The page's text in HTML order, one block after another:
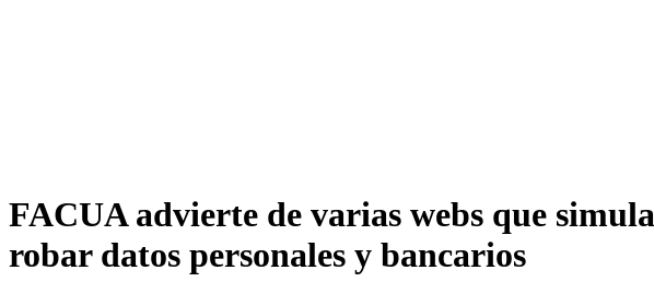
FACUA advierte de varias webs que
robar datos personales y bancarios